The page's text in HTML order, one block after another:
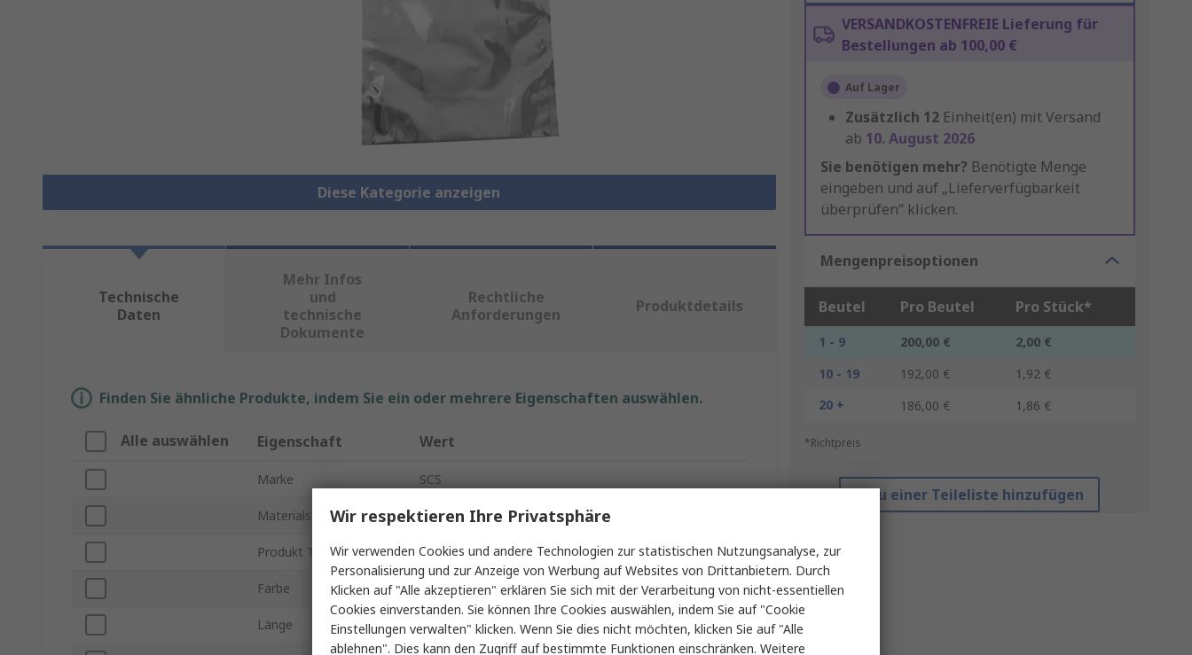
Diese Kategorie anzeigen
VERSANDKOSTENFREIE Lieferung für
Bestellungen ab 100,00 €
Auf Lager
Zusätzlich 12 Einheit(en) mit Versand
ab 10. August 2026
Sie benötigen mehr? Benötigte Menge
eingeben und auf „Lieferverfügbarkeit
überprüfen“ klicken.
Mengenpreisoptionen
Beutel Pro Beutel Pro Stück*
1 - 9 200,00 €
2,00 €
10 - 19
192,00 €
1,92 €
20 +
186,00 € 1,86 €
*Richtpreis
Zu einer Teileliste hinzufügen
Technische
Daten
Mehr Infos
und
technische
Dokumente
Rechtliche
Anforderungen
Produktdetails
Finden Sie ähnliche Produkte, indem Sie ein oder mehrere Eigenschaften auswählen.
Alle auswählen Eigenschaft Wert
Marke SCS
Materialstärke Feuchtigkeitssperre
Produkt Typ ESD Beutel
Farbe Silber
Länge 305mm
Wir respektieren Ihre Privatsphäre
Wir verwenden Cookies und andere Technologien zur statistischen Nutzungsanalyse, zur
Personalisierung und zur Anzeige von Werbung auf Websites von Drittanbietern. Durch
Klicken auf "Alle akzeptieren" erklären Sie sich mit der Verarbeitung von nicht-essentiellen
Cookies einverstanden. Sie können Ihre Cookies auswählen, indem Sie auf "Cookie
Einstellungen verwalten" klicken. Wenn Sie dies nicht möchten, klicken Sie auf "Alle
ablehnen". Dies kann den Zugriff auf bestimmte Funktionen einschränken. Weitere